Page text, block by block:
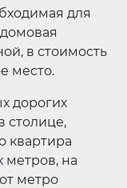
для
в стоимость
место.
дорогих
столице,
квартира
метров, на
метро